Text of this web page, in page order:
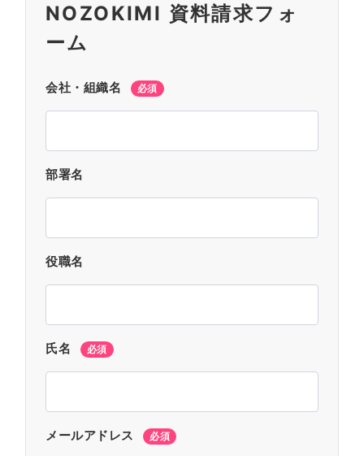
NOZOKIMI 資料請求フォ
ーム
会社・組織名 必須
部署名
役職名
氏名 必須
メールアドレス 必須